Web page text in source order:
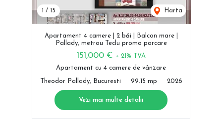
/ 15 Harta
Apartament 4 camere | 2 băi | Balcon mare |
Pallady, metrou Teclu promo parcare
151,000 € + 21% TVA
Apartament cu 4 camere de vânzare
Theodor Pallady, Bucuresti 99.15 mp 2026
Vezi mai multe detalii